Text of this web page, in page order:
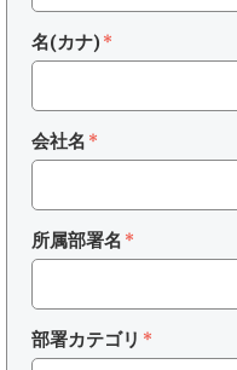
名(カナ)
会社名
所属部署名
部署カテゴリ